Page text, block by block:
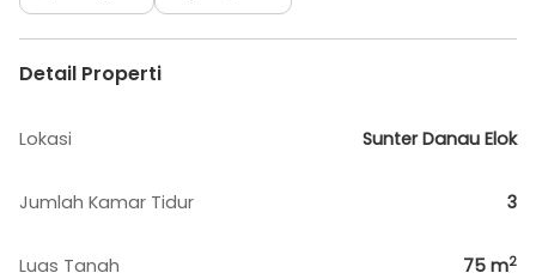
Detail Properti
Lokasi Sunter Danau Elok
Jumlah Kamar Tidur 3
Luas Tanah 75 m2